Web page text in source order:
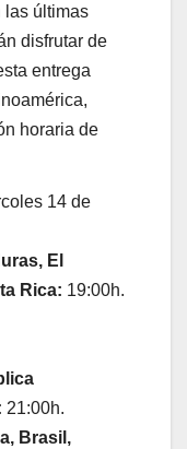
las últimas
disfrutar de
entrega
horaria de
14 de
El
Rica: 19:00h.
21:00h.
Brasil,